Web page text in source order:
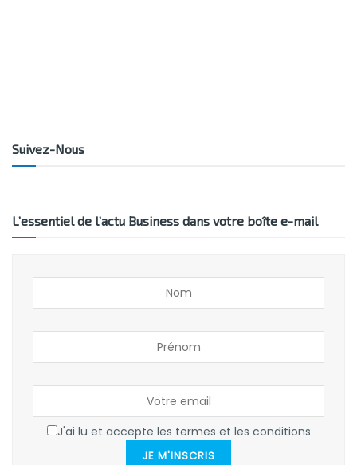
Suivez-Nous
L’essentiel de l’actu Business dans votre boîte e-mail
J'ai lu et accepte les termes et les conditions
JE M'INSCRIS